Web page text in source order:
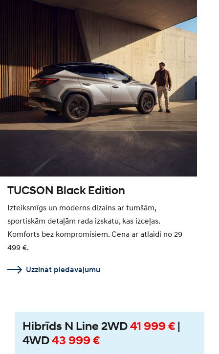
TUCSON Black Edition
Izteiksmīgs un moderns dizains ar tumšām,
sportiskām detaļām rada izskatu, kas izceļas.
Komforts bez kompromisiem. Cena ar atlaidi no 29
499 €.
Uzzināt piedāvājumu
Hibrīds N Line 2WD41 999 € |
4WD43 999 €